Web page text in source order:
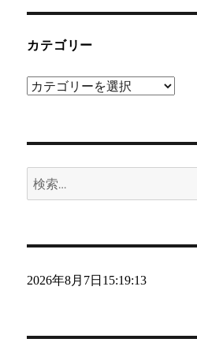
カテゴリー
カ
検
索:
2026年8月7日 15:19:13